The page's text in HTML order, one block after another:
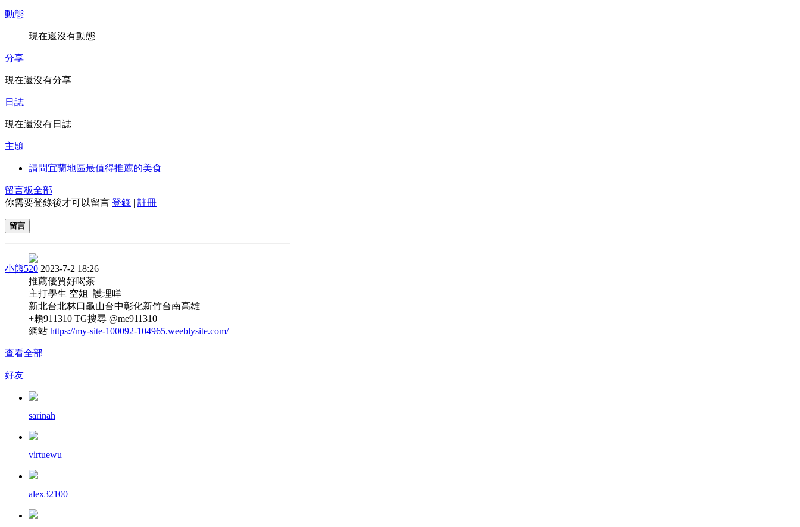
動態
現在還沒有動態
分享
現在還沒有分享
日誌
現在還沒有日誌
主題
請問宜蘭地區最值得推薦的美食
留言板全部
你需要登錄後才可以留言 登錄 | 註冊
留言
小熊520 2023-7-2 18:26
推薦優質好喝茶
主打學生 空姐 護理咩
新北台北林口龜山台中彰化新竹台南高雄
+賴911310 TG搜尋 @me911310
網站 https://my-site-100092-104965.weeblysite.com/
查看全部
好友
sarinah
virtuewu
alex32100